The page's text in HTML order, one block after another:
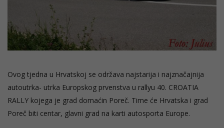
Ovog tjedna u Hrvatskoj se održava najstarija i najznačajnija
autoutrka- utrka Europskog prvenstva u rallyu 40. CROATIA
RALLY kojega je grad domaćin Poreč. Time će Hrvatska i grad
Poreč biti centar, glavni grad na karti autosporta Europe.